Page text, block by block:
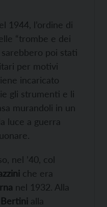
1944, l’ordine di
“trombe e dei
poi stati
per motivi
incaricato
gli strumenti e li
murandoli in un
luce a guerra
nel ’40, col
che era
nel 1932. Alla
Bertini alla